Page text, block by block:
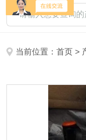
当前位置：首页 >